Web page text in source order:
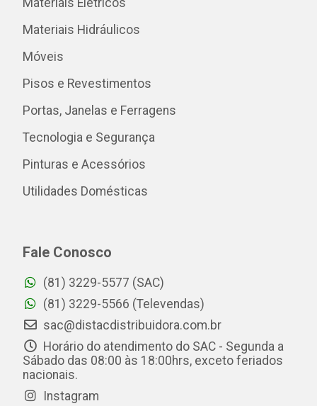
Materiais Elétricos
Materiais Hidráulicos
Móveis
Pisos e Revestimentos
Portas, Janelas e Ferragens
Tecnologia e Segurança
Pinturas e Acessórios
Utilidades Domésticas
Fale Conosco
(81) 3229-5577 (SAC)
(81) 3229-5566 (Televendas)
sac@distacdistribuidora.com.br
Horário do atendimento do SAC - Segunda a
Sábado das 08:00 às 18:00hrs, exceto feriados
nacionais.
Instagram